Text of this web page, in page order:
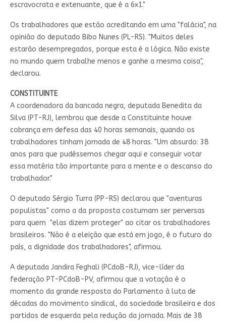
escravocrata e extenuante, que é a 6x1."
Os trabalhadores que estão acreditando em uma "falácia", na
opinião do deputado Bibo Nunes (PL-RS). "Muitos deles
estarão desempregados, porque esta é a lógica. Não existe
no mundo quem trabalhe menos e ganhe a mesma coisa",
declarou.
CONSTITUINTE
A coordenadora da bancada negra, deputada Benedita da
Silva (PT-RJ), lembrou que desde a Constituinte houve
cobrança em defesa das 40 horas semanais, quando os
trabalhadores tinham jornada de 48 horas. "Um absurdo: 38
anos para que pudéssemos chegar aqui e conseguir votar
essa matéria tão importante para a mente e o descanso do
trabalhador."
O deputado Sérgio Turra (PP-RS) declarou que "aventuras
populistas" como a da proposta costumam ser perversas
para quem "elas dizem proteger" ao citar os trabalhadores
brasileiros. "Não é a eleição que está em jogo, é o futuro do
país, a dignidade dos trabalhadores", afirmou.
A deputada Jandira Feghali (PCdoB-RJ), vice-líder da
federação PT-PCdoB-PV, afirmou que a votação é o
momento da grande resposta do Parlamento à luta de
décadas do movimento sindical, da sociedade brasileira e dos
partidos de esquerda pela redução da jornada. Mais de 38